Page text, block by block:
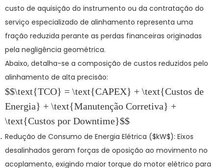
custo de aquisição do instrumento ou da contratação do
serviço especializado de alinhamento representa uma
fração reduzida perante as perdas financeiras originadas
pela negligência geométrica.
Abaixo, detalha-se a composição de custos reduzidos pelo
alinhamento de alta precisão:
$$\text{TCO} = \text{CAPEX} + \text{Custos de
Energia} + \text{Manutenção Corretiva} +
\text{Custos por Downtime}$$
Redução de Consumo de Energia Elétrica ($kW$): Eixos
desalinhados geram forças de oposição ao movimento no
acoplamento, exigindo maior torque do motor elétrico para